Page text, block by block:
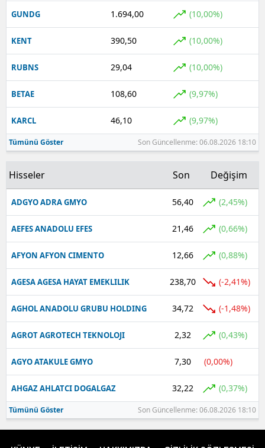
GUNDG 1.694,00 (10,00%)
KENT 390,50 (10,00%)
RUBNS 29,04 (10,00%)
BETAE 108,60 (9,97%)
KARCL 46,10 (9,97%)
Tümünü Göster Son Güncellenme: 06.08.2026 18:10
Hisseler Son Değişim
ADGYO ADRA GMYO 56,40 (2,45%)
AEFES ANADOLU EFES 21,46 (0,66%)
AFYON AFYON CIMENTO 12,66 (0,88%)
AGESA AGESA HAYAT EMEKLILIK 238,70 (-2,41%)
AGHOL ANADOLU GRUBU HOLDING 34,72 (-1,48%)
AGROT AGROTECH TEKNOLOJI 2,32 (0,43%)
AGYO ATAKULE GMYO 7,30 (0,00%)
AHGAZ AHLATCI DOGALGAZ 32,22 (0,37%)
Tümünü Göster Son Güncellenme: 06.08.2026 18:10